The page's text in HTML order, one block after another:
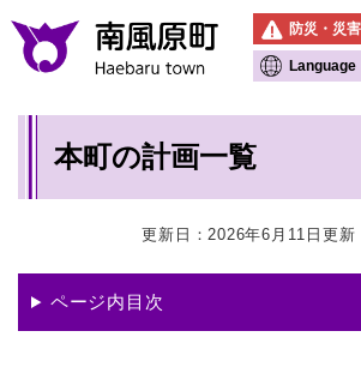
メニューを飛ばして本文
防災・災害
Language
本町の計画一覧
更新日：2026年6月11日更新
ページ内目次